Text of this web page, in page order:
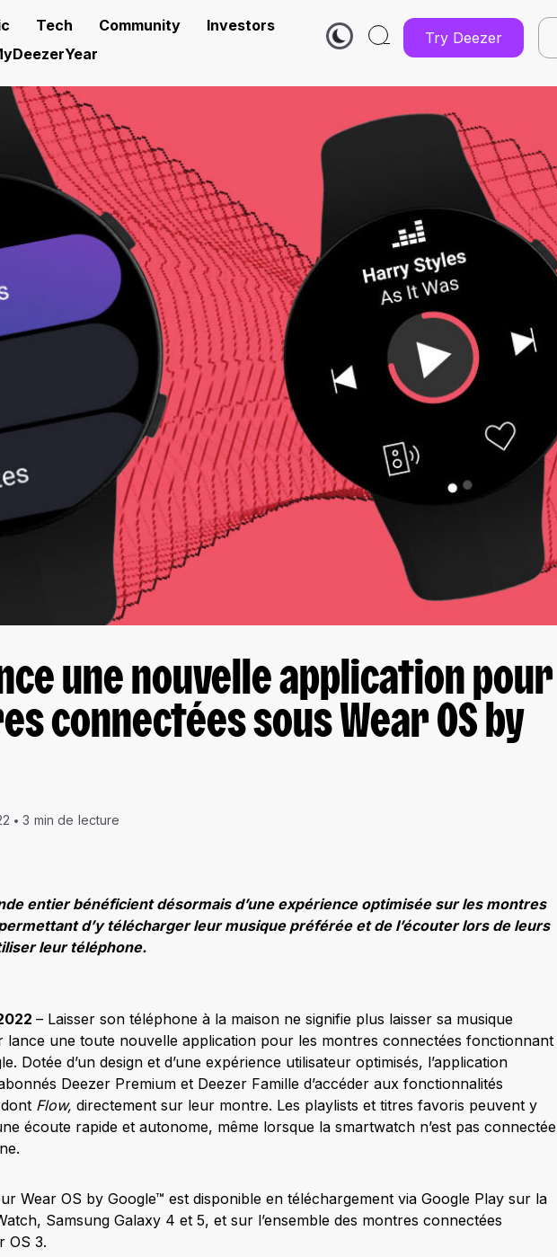
Tech Community
Investors
Try Deezer
une nouvelle application pour
connectées sous Wear OS by
3 min de lecture
entier bénéficient désormais d’une expérience optimisée sur les montres
d’y télécharger leur musique préférée et de l’écouter lors de leurs
leur téléphone.
– Laisser son téléphone à la maison ne signifie plus laisser sa musique
lance une toute nouvelle application pour les montres connectées fonctionnant
Dotée d’un design et d’une expérience utilisateur optimisés, l’application
Deezer Premium et Deezer Famille d’accéder aux fonctionnalités
Flow, directement sur leur montre. Les playlists et titres favoris peuvent y
écoute rapide et autonome, même lorsque la smartwatch n’est pas connectée
Wear OS by Google™ est disponible en téléchargement via Google Play sur la
Samsung Galaxy 4 et 5, et sur l’ensemble des montres connectées
OS 3.